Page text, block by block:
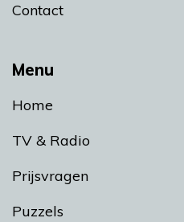
Menu
Home
TV & Radio
Prijsvragen
Puzzels
Contact